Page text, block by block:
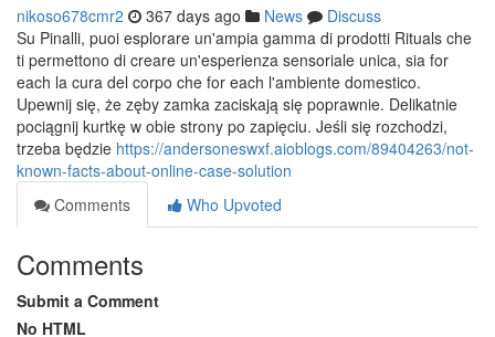
nikoso678cmr2 367 days ago News
Discuss
Su Pinalli, puoi esplorare un'ampia gamma di prodotti Rituals che
ti permettono di creare un'esperienza sensoriale unica, sia for
each la cura del corpo che for each l'ambiente domestico.
Upewnij się, że zęby zamka zaciskają się poprawnie. Delikatnie
pociągnij kurtkę w obie strony po zapięciu. Jeśli się rozchodzi,
trzeba będzie https://andersoneswxf.aioblogs.com/89404263/not-
known-facts-about-online-case-solution
Comments
Who Upvoted
Comments
Submit a Comment
No HTML